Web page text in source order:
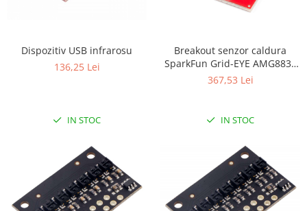
Sticker
Componente
Microcontrollere AVR
PCB - Placute Circuit
Dispozitiv USB infrarosu
136,25 Lei
IN STOC
Breakout senzor caldura
SparkFun Grid-EYE AMG8833
(Qwiic)
367,53 Lei
IN STOC